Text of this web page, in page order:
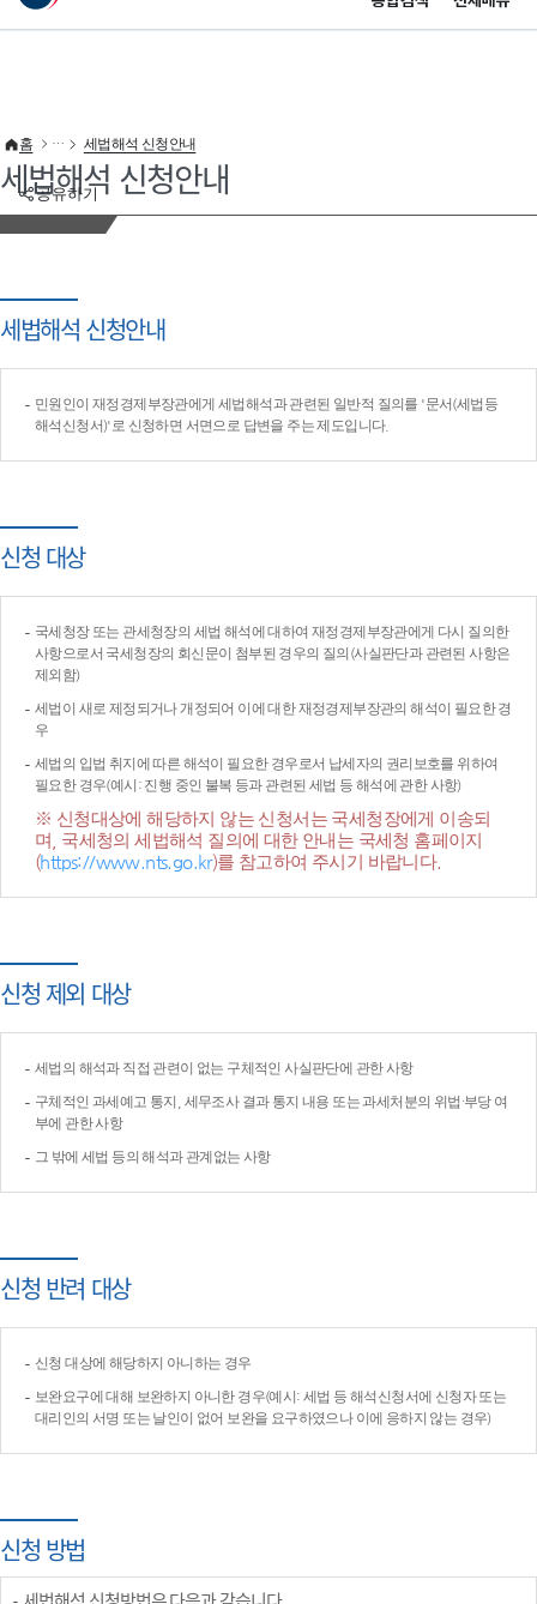
이 누리집은 대한민국 공식 전자정부 누리집입니다.
공유하기
홈 세법해석 신청안내
세법해석 신청안내
세법해석 신청안내
민원인이 재정경제부장관에게 세법해석과 관련된 일반적 질의를 '문서(세법등
해석신청서)'로 신청하면 서면으로 답변을 주는 제도입니다.
신청 대상
국세청장 또는 관세청장의 세법 해석에 대하여 재정경제부장관에게 다시 질의한
사항으로서 국세청장의 회신문이 첨부된 경우의 질의(사실판단과 관련된 사항은
제외함)
세법이 새로 제정되거나 개정되어 이에 대한 재정경제부장관의 해석이 필요한 경
우
세법의 입법 취지에 따른 해석이 필요한 경우로서 납세자의 권리보호를 위하여
필요한 경우(예시: 진행 중인 불복 등과 관련된 세법 등 해석에 관한 사항)
※ 신청대상에 해당하지 않는 신청서는 국세청장에게 이송되
며, 국세청의 세법해석 질의에 대한 안내는 국세청 홈페이지
(https://www.nts.go.kr)를 참고하여 주시기 바랍니다.
신청 제외 대상
세법의 해석과 직접 관련이 없는 구체적인 사실판단에 관한 사항
구체적인 과세예고 통지, 세무조사 결과 통지 내용 또는 과세처분의 위법·부당 여
부에 관한 사항
그 밖에 세법 등의 해석과 관계없는 사항
신청 반려 대상
신청 대상에 해당하지 아니하는 경우
보완요구에 대해 보완하지 아니한 경우(예시: 세법 등 해석신청서에 신청자 또는
대리인의 서명 또는 날인이 없어 보완을 요구하였으나 이에 응하지 않는 경우)
신청 방법